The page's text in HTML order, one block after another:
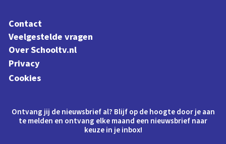
Contact
Veelgestelde vragen
Over Schooltv.nl
Privacy
Cookies
Ontvang jij de nieuwsbrief al? Blijf op de hoogte door je aan
te melden en ontvang elke maand een nieuwsbrief naar
keuze in je inbox!